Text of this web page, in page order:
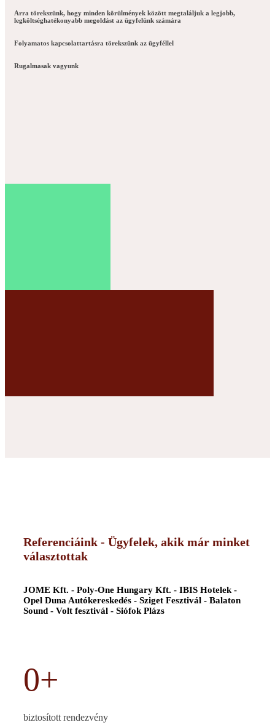
Arra törekszünk, hogy minden körülmények között megtaláljuk a legjobb,
legköltséghatékonyabb megoldást az ügyfelünk számára
Folyamatos kapcsolattartásra törekszünk az ügyféllel
Rugalmasak vagyunk
Referenciáink - Ügyfelek, akik már minket
választottak
JOME Kft. - Poly-One Hungary Kft. - IBIS Hotelek -
Opel Duna Autókereskedés - Sziget Fesztivál - Balaton
Sound - Volt fesztivál - Siófok Plázs
0+
biztosított rendezvény